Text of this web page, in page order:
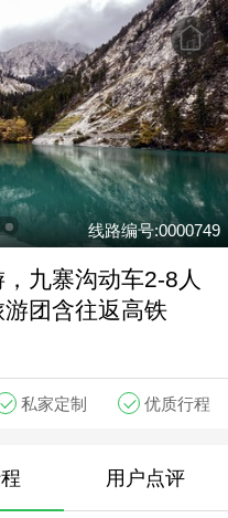
线路编号:0000749
九寨沟动车2-8人
团含往返高铁
私家定制 优质行程
用户点评